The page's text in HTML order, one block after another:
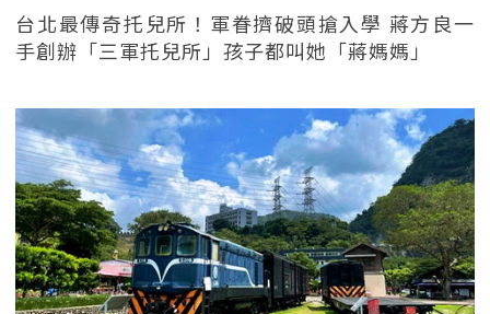
台北最傳奇托兒所！軍眷擠破頭搶入學 蔣方良一
手創辦「三軍托兒所」孩子都叫她「蔣媽媽」